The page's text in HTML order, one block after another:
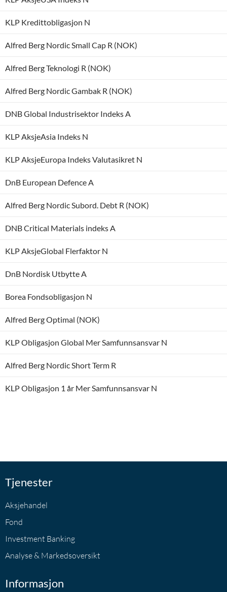
KLP Kredittobligasjon N
Alfred Berg Nordic Small Cap R (NOK)
Alfred Berg Teknologi R (NOK)
Alfred Berg Nordic Gambak R (NOK)
DNB Global Industrisektor Indeks A
KLP AksjeAsia Indeks N
KLP AksjeEuropa Indeks Valutasikret N
DnB European Defence A
Alfred Berg Nordic Subord. Debt R (NOK)
DNB Critical Materials indeks A
KLP AksjeGlobal Flerfaktor N
DnB Nordisk Utbytte A
Borea Fondsobligasjon N
Alfred Berg Optimal (NOK)
KLP Obligasjon Global Mer Samfunnsansvar N
Alfred Berg Nordic Short Term R
KLP Obligasjon 1 år Mer Samfunnsansvar N
Tjenester
Aksjehandel
Fond
Investment Banking
Analyse & Markedsoversikt
Informasjon